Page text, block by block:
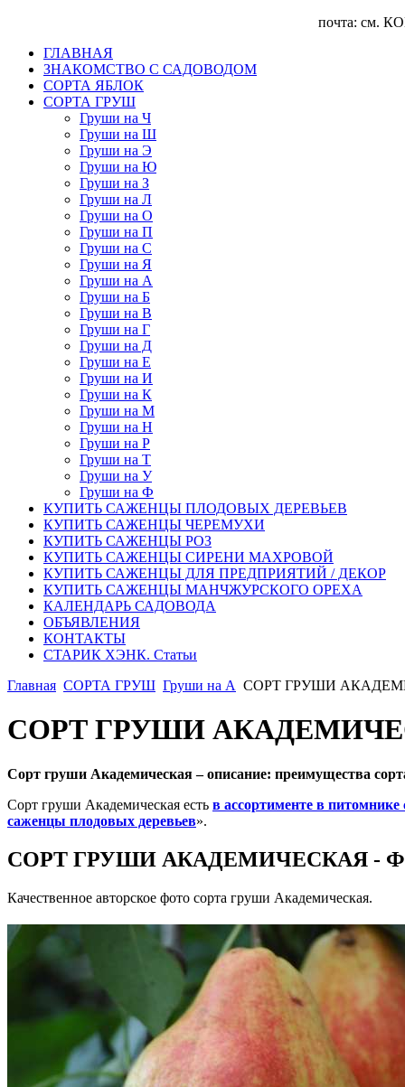
почта: см.
ГЛАВНАЯ
ЗНАКОМСТВО С САДОВОДОМ
CОРТА ЯБЛОК
СОРТА ГРУШ
Груши на Ч
Груши на Ш
Груши на Э
Груши на Ю
Груши на З
Груши на Л
Груши на О
Груши на П
Груши на С
Груши на Я
Груши на А
Груши на Б
Груши на В
Груши на Г
Груши на Д
Груши на Е
Груши на И
Груши на К
Груши на М
Груши на Н
Груши на Р
Груши на Т
Груши на У
Груши на Ф
КУПИТЬ САЖЕНЦЫ ПЛОДОВЫХ ДЕРЕВЬЕВ
КУПИТЬ САЖЕНЦЫ ЧЕРЕМУХИ
КУПИТЬ САЖЕНЦЫ РОЗ
КУПИТЬ САЖЕНЦЫ СИРЕНИ МАХРОВОЙ
КУПИТЬ САЖЕНЦЫ ДЛЯ ПРЕДПРИЯТИЙ / ДЕКОР
КУПИТЬ САЖЕНЦЫ МАНЧЖУРСКОГО ОРЕХА
КАЛЕНДАРЬ САДОВОДА
ОБЪЯВЛЕНИЯ
КОНТАКТЫ
СТАРИК ХЭНК. Статьи
Главная СОРТА ГРУШ Груши на А СОРТ ГРУШИ
СОРТ ГРУШИ
Сорт груши Академическая – описание: преимущества
Сорт груши Академическая есть в ассортименте в
саженцы плодовых деревьев».
СОРТ ГРУШИ АКАДЕМИЧЕСКАЯ -
Качественное авторское фото сорта груши Академическая.